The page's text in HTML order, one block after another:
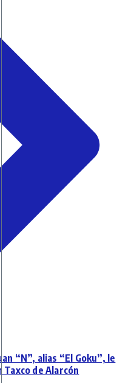
“N”, alias “El Goku”, le
de Alarcón